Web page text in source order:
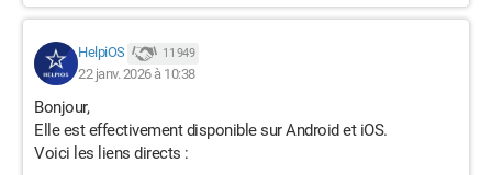
HelpiOS 11 949
22 janv. 2026 à 10:38
Bonjour,
Elle est effectivement disponible sur Android et iOS.
Voici les liens directs :